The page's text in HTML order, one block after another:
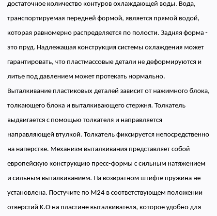
достаточное количество контуров охлаждающей воды. Вода,
транспортируемая передней формой, является прямой водой,
которая равномерно распределяется по полости. Задняя форма -
это пруд. Надлежащая конструкция системы охлаждения может
гарантировать, что пластмассовые детали не деформируются и
литье под давлением может протекать нормально.
Выталкивание пластиковых деталей зависит от нажимного блока,
толкающего блока и выталкивающего стержня. Толкатель
выдвигается с помощью толкателя и направляется
направляющей втулкой. Толкатель фиксируется непосредственно
на наперстке. Механизм выталкивания представляет собой
европейскую конструкцию пресс-формы с сильным натяжением
и сильным выталкиванием. На возвратном штифте пружина не
установлена. Постучите по M24 в соответствующем положении
отверстий K.O на пластине выталкивателя, которое удобно для